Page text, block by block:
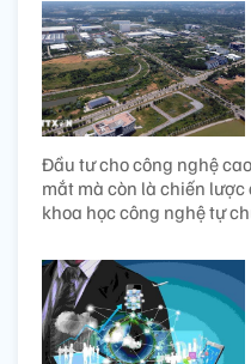
Đầu tư cho công nghệ
mắt mà còn là chiến
khoa học công nghệ tự